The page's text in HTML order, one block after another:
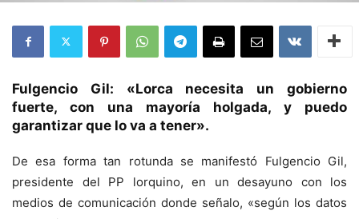
Fulgencio Gil: «Lorca necesita un gobierno
fuerte, con una mayoría holgada, y puedo
garantizar que lo va a tener».
De esa forma tan rotunda se manifestó Fulgencio Gil,
presidente del PP lorquino, en un desayuno con los
medios de comunicación donde señalo, «según los datos